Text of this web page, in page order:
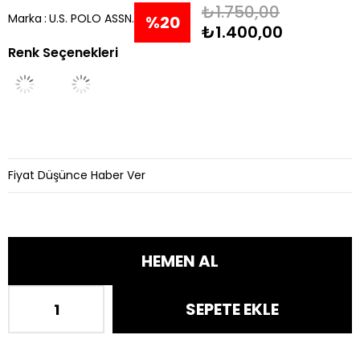
Marka : U.S. POLO ASSN. %20
₺1.750,00
₺1.400,00
Renk Seçenekleri
Fiyat Düşünce Haber Ver